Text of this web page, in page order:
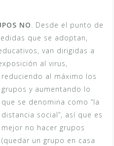
NO. Desde el punto de
que se adoptan,
van dirigidas a
al virus,
reduciendo al máximo los
grupos y aumentando lo
que se denomina como “la
distancia social”, así que es
mejor no hacer grupos
(quedar un grupo en casa